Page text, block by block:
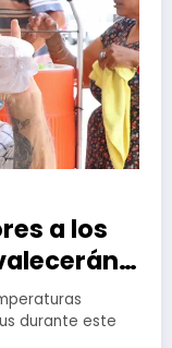
a los
durante este